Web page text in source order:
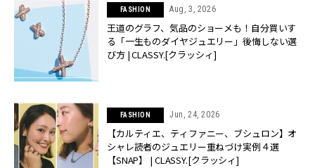
FASHION Aug, 3, 2026
王道のグラフ、気品のショーメも！自分買いす
る「一生ものダイヤジュエリー」後悔しない選
び方 | CLASSY.[クラッシィ]
FASHION Jun, 24, 2026
【カルティエ、ティファニー、ブシュロン】オ
シャレ読者のジュエリー重ねづけ実例４選
【SNAP】 | CLASSY.[クラッシィ]